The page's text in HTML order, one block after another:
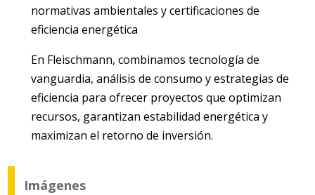
normativas ambientales y certificaciones de
eficiencia energética
En Fleischmann, combinamos tecnología de
vanguardia, análisis de consumo y estrategias de
eficiencia para ofrecer proyectos que optimizan
recursos, garantizan estabilidad energética y
maximizan el retorno de inversión.
Imágenes